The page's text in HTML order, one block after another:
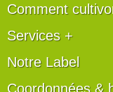
Comment
Services +
Notre Label
Coordonnées &